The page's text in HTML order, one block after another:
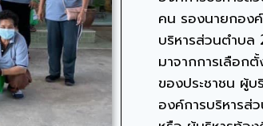
คน รองนายกอง
บริหารส่วนตำบล
มาจากการเลือก
ของประชาชน ผู้บ
องค์การบริหารส่